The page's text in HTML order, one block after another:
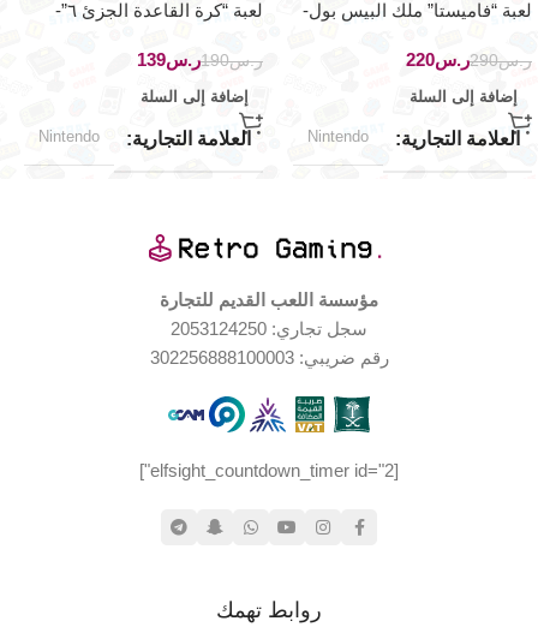
لعبة “فاميستا” ملك البيس بول-
ر.س290ر.س220
إضافة إلى السلة
العلامة التجارية Nintendo
لعبة “كرة القاعدة الجزئ ٦”-
ر.س190ر.س139
إضافة إلى السلة
العلامة التجارية Nintendo
مؤسسة اللعب القديم للتجارة
سجل تجاري: 2053124250
رقم ضريبي: 302256888100003
[elfsight_countdown_timer id="2"]
روابط تهمك